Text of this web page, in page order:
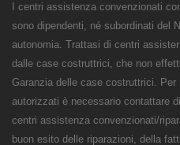
I centri assistenza convenzionati
sono dipendenti, né subordinati del
autonomia. Trattasi di centri
dalle case costruttrici, che non
Garanzia delle case costruttrici. Per
autorizzati è necessario contattare
centri assistenza convenzionati/
buon esito delle riparazioni, della